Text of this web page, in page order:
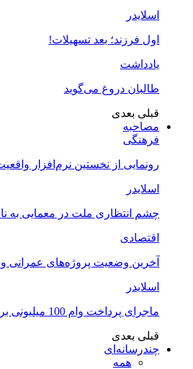
اسلایدر
اول فرزند؛ بعد تسهیلات!
یادداشت
طالبان دروغ می‌گوید
قبلی بعدی
مصاحبه
فرهنگی
رونمایی از نخستین نرم‌افزار
اسلایدر
چشم انتظاری ملت در معمایی به نام پروژه ۷۱۵ واحدی مسکن
اقتصادی
آخرین وضعیت پروژه‌های عمرانی
اسلایدر
ماجرای پرداخت وام 100 میلیونی برای نوسازی تجهیزات کشاورزان لرستانی چیست؟
قبلی بعدی
چندرسانه‌ای
همه